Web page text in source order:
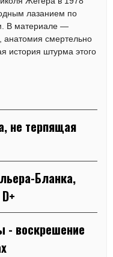
лазанием по
В материале —
анатомия смертельно
история штурма этого
не терпящая
Бланка,
- воскрешение